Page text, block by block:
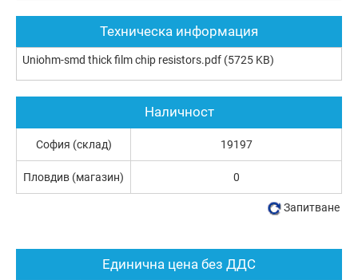
Техническа информация
Uniohm-smd thick film chip resistors.pdf (5725 KB)
Единична цена без ДДС
Наличност
София (склад) 19197
Пловдив (магазин) 0
Запитване